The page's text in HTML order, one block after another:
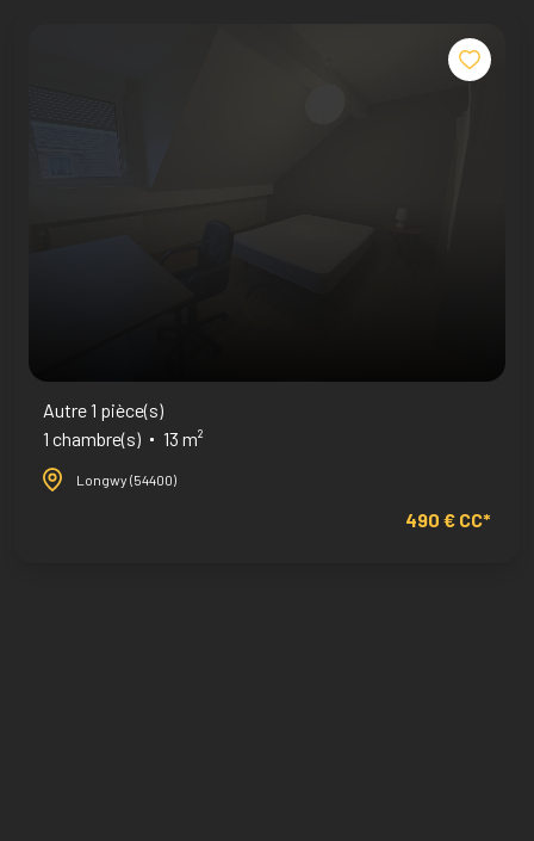
Autre 1 pièce(s)
1 chambre(s)
13 m²
Longwy (54400)
490 € CC*